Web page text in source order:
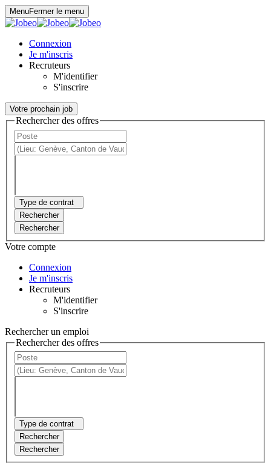
MenuFermer le menu
Connexion
Je m'inscris
Recruteurs
M'identifier
S'inscrire
Votre prochain job
Rechercher des offres
Type de contrat
Rechercher
Rechercher
Votre compte
Connexion
Je m'inscris
Recruteurs
M'identifier
S'inscrire
Rechercher un emploi
Rechercher des offres
Type de contrat
Rechercher
Rechercher
Panneau de gestion des cookies